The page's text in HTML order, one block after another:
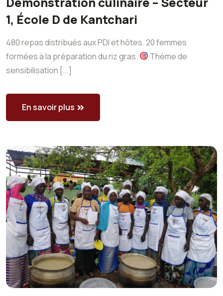
1, École D de Kantchari
480 repas distribués aux PDI et hôtes. 20 femmes
formées à la préparation du riz gras.
Thème de
sensibilisation [...]
En savoir plus